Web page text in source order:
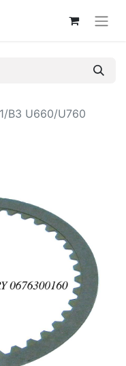
B3 U660/U760